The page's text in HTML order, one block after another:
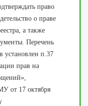
право
о праве
а также
Перечень
установлен п.37
прав на
от 17 октября